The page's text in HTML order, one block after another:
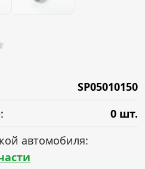
SP05010150
0 шт.
автомобиля: